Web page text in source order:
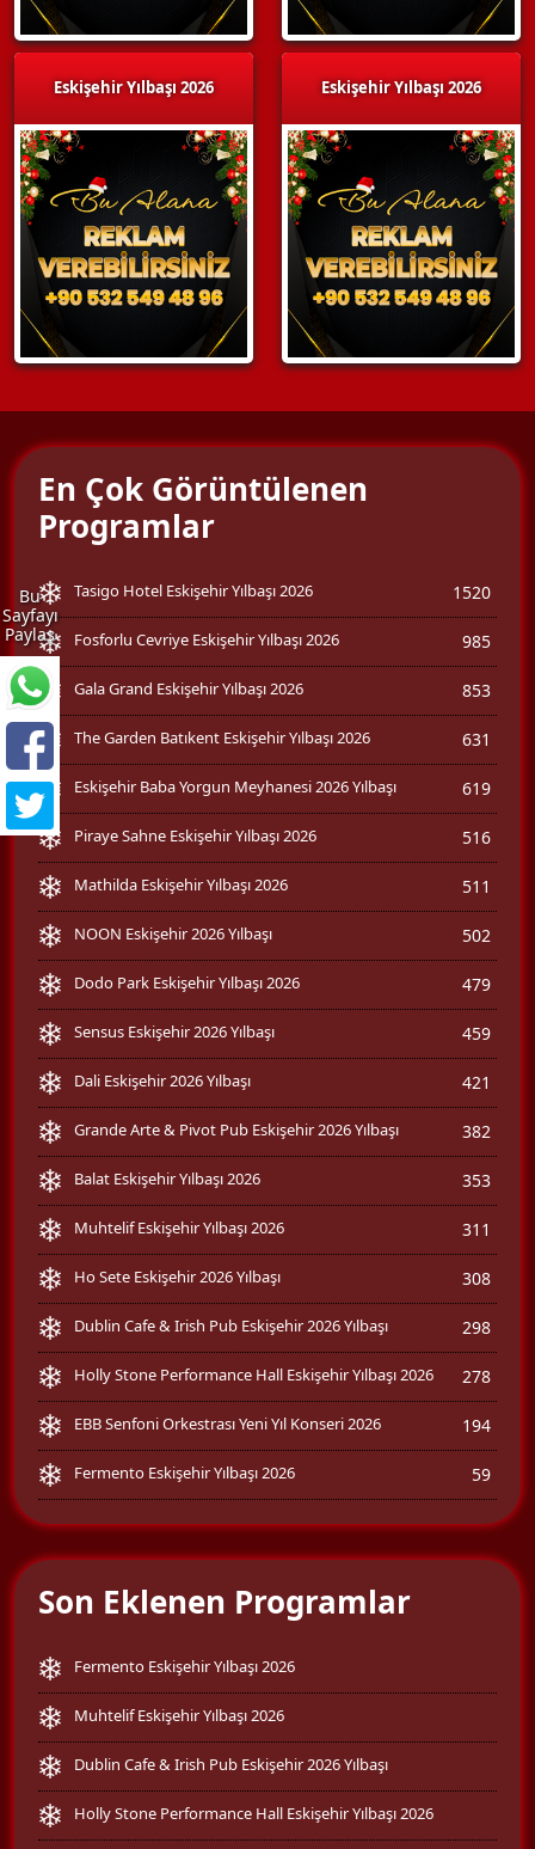
Eskişehir Yılbaşı 2026 Eskişehir Yılbaşı 2026
Bu
Sayfayı
Paylaş
En Çok Görüntülenen
Programlar
Tasigo Hotel Eskişehir Yılbaşı 2026 1520
Fosforlu Cevriye Eskişehir Yılbaşı 2026 985
Gala Grand Eskişehir Yılbaşı 2026 853
The Garden Batıkent Eskişehir Yılbaşı 2026 631
Eskişehir Baba Yorgun Meyhanesi 2026 Yılbaşı 619
Piraye Sahne Eskişehir Yılbaşı 2026 516
Mathilda Eskişehir Yılbaşı 2026 511
NOON Eskişehir 2026 Yılbaşı 502
Dodo Park Eskişehir Yılbaşı 2026 479
Sensus Eskişehir 2026 Yılbaşı 459
Dali Eskişehir 2026 Yılbaşı 421
Grande Arte & Pivot Pub Eskişehir 2026 Yılbaşı 382
Balat Eskişehir Yılbaşı 2026 353
Muhtelif Eskişehir Yılbaşı 2026 311
Ho Sete Eskişehir 2026 Yılbaşı 308
Dublin Cafe & Irish Pub Eskişehir 2026 Yılbaşı 298
Holly Stone Performance Hall Eskişehir Yılbaşı 2026 278
EBB Senfoni Orkestrası Yeni Yıl Konseri 2026 194
Fermento Eskişehir Yılbaşı 2026 59
Son Eklenen Programlar
Fermento Eskişehir Yılbaşı 2026
Muhtelif Eskişehir Yılbaşı 2026
Dublin Cafe & Irish Pub Eskişehir 2026 Yılbaşı
Holly Stone Performance Hall Eskişehir Yılbaşı 2026